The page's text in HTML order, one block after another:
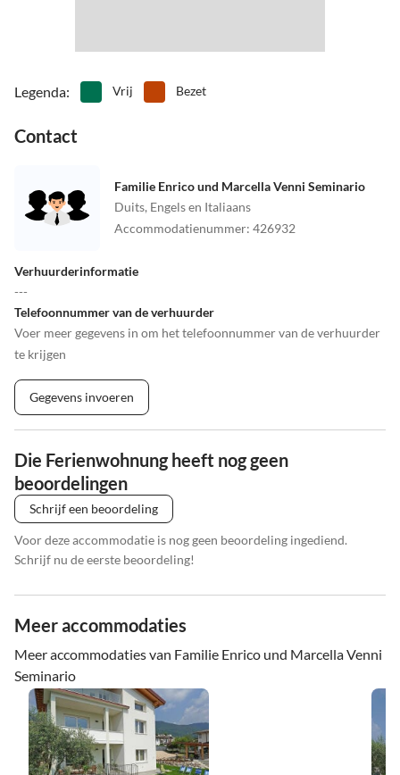
Legenda: Vrij Bezet
Contact
Familie Enrico und Marcella Venni Seminario
Duits, Engels en Italiaans
Accommodatienummer: 426932
Verhuurderinformatie
---
Telefoonnummer van de verhuurder
Voer meer gegevens in om het telefoonnummer van de verhuurder
te krijgen
Gegevens invoeren
Die Ferienwohnung heeft nog geen
beoordelingen
Schrijf een beoordeling
Voor deze accommodatie is nog geen beoordeling ingediend.
Schrijf nu de eerste beoordeling!
Meer accommodaties
Meer accommodaties van Familie Enrico und Marcella Venni
Seminario